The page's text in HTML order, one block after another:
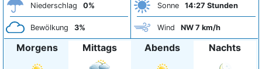
Niederschlag 0%
Bewölkung 3%
Sonne 14:27 Stunden
Wind NW 7 km/h
Morgens Mittags Abends Nachts